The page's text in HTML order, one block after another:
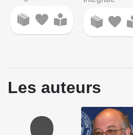
Les auteurs